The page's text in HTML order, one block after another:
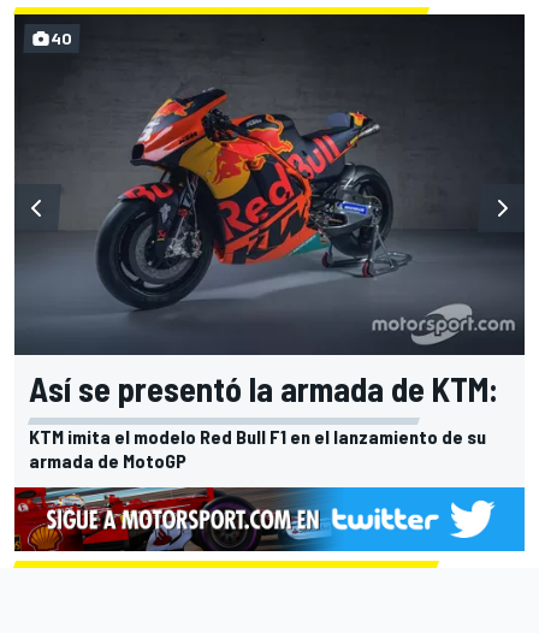
40
Así se presentó la armada de KTM:
KTM imita el modelo Red Bull F1 en el lanzamiento de su
armada de MotoGP